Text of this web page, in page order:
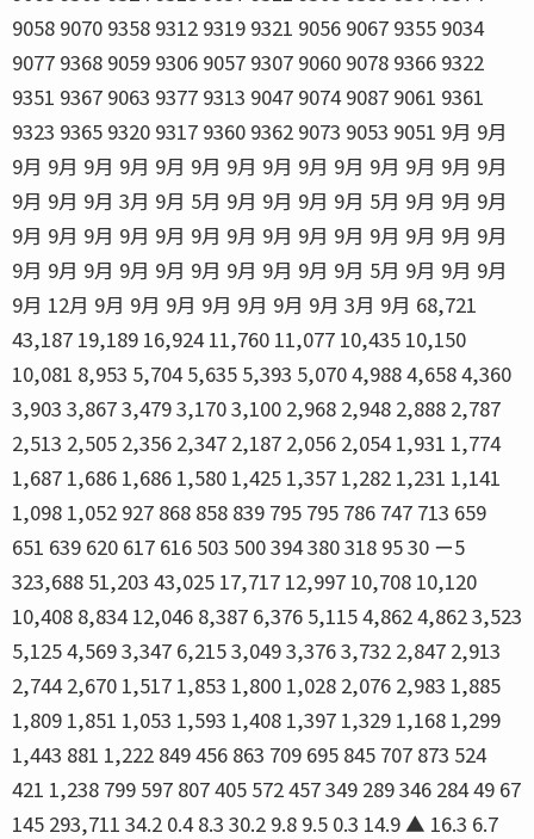
9058 9070 9358 9312 9319 9321 9056 9067 9355 9034
9077 9368 9059 9306 9057 9307 9060 9078 9366 9322
9351 9367 9063 9377 9313 9047 9074 9087 9061 9361
9323 9365 9320 9317 9360 9362 9073 9053 9051 9月 9月
9月 9月 9月 9月 9月 9月 9月 9月 9月 9月 9月 9月 9月 9月
9月 9月 9月 3月 9月 5月 9月 9月 9月 9月 5月 9月 9月 9月
9月 9月 9月 9月 9月 9月 9月 9月 9月 9月 9月 9月 9月 9月
9月 9月 9月 9月 9月 9月 9月 9月 9月 9月 5月 9月 9月 9月
9月 12月 9月 9月 9月 9月 9月 9月 9月 3月 9月 68,721
43,187 19,189 16,924 11,760 11,077 10,435 10,150
10,081 8,953 5,704 5,635 5,393 5,070 4,988 4,658 4,360
3,903 3,867 3,479 3,170 3,100 2,968 2,948 2,888 2,787
2,513 2,505 2,356 2,347 2,187 2,056 2,054 1,931 1,774
1,687 1,686 1,686 1,580 1,425 1,357 1,282 1,231 1,141
1,098 1,052 927 868 858 839 795 795 786 747 713 659
651 639 620 617 616 503 500 394 380 318 95 30 ー5
323,688 51,203 43,025 17,717 12,997 10,708 10,120
10,408 8,834 12,046 8,387 6,376 5,115 4,862 4,862 3,523
5,125 4,569 3,347 6,215 3,049 3,376 3,732 2,847 2,913
2,744 2,670 1,517 1,853 1,800 1,028 2,076 2,983 1,885
1,809 1,851 1,053 1,593 1,408 1,397 1,329 1,168 1,299
1,443 881 1,222 849 456 863 709 695 845 707 873 524
421 1,238 799 597 807 405 572 457 349 289 346 284 49 67
145 293,711 34.2 0.4 8.3 30.2 9.8 9.5 0.3 14.9 ▲ 16.3 6.7